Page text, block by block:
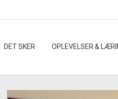
DET SKER OPLEVELSER &